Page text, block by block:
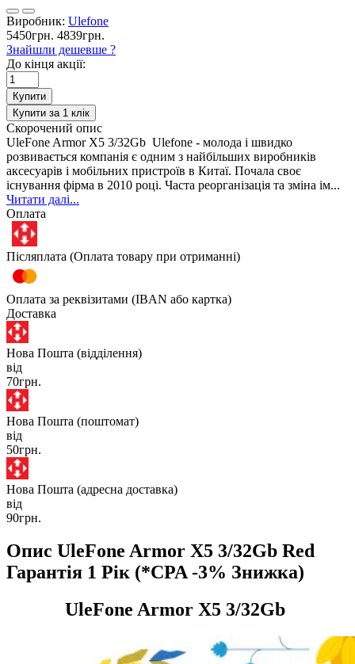
Виробник: Ulefone
5450грн. 4839грн.
Знайшли дешевше ?
До кінця акції:
Купити
Купити за 1 клiк
Скорочений опис
UleFone Armor X5 3/32Gb Ulefone - молода і швидко
розвивається компанія є одним з найбільших виробників
аксесуарів і мобільних пристроїв в Китаї. Почала своє
існування фірма в 2010 році. Часта реорганізація та зміна ім...
Читати далі...
Оплата
Післяплата (Оплата товару при отриманні)
Оплата за реквізитами (IBAN або картка)
Доставка
Нова Пошта (відділення)
від
70грн.
Нова Пошта (поштомат)
від
50грн.
Нова Пошта (адресна доставка)
від
90грн.
Опис UleFone Armor X5 3/32Gb Red
Гарантія 1 Рік (*CPA -3% Знижка)
UleFone Armor X5 3/32Gb